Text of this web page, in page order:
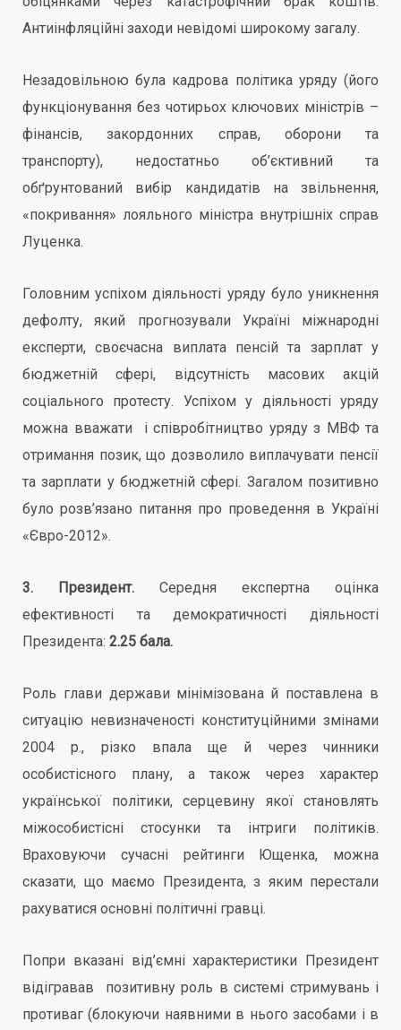
Антиінфляційні заходи невідомі широкому загалу.
Незадовільною була кадрова політика уряду (його
функціонування без чотирьох ключових міністрів –
фінансів, закордонних справ, оборони та
транспорту), недостатньо об’єктивний та
обґрунтований вибір кандидатів на звільнення,
«покривання» лояльного міністра внутрішніх справ
Луценка.
Головним успіхом діяльності уряду було уникнення
дефолту, який прогнозували Україні міжнародні
експерти, своєчасна виплата пенсій та зарплат у
бюджетній сфері, відсутність масових акцій
соціального протесту. Успіхом у діяльності уряду
можна вважати і співробітництво уряду з МВФ та
отримання позик, що дозволило виплачувати пенсії
та зарплати у бюджетній сфері. Загалом позитивно
було розв’язано питання про проведення в Україні
«Євро-2012».
3. Президент. Середня експертна оцінка
ефективності та демократичності діяльності
Президента: 2.25 бала.
Роль глави держави мінімізована й поставлена в
ситуацію невизначеності конституційними змінами
2004 р., різко впала ще й через чинники
особистісного плану, а також через характер
української політики, серцевину якої становлять
міжособистісні стосунки та інтриги політиків.
Враховуючи сучасні рейтинги Ющенка, можна
сказати, що маємо Президента, з яким перестали
рахуватися основні політичні гравці.
Попри вказані від’ємні характеристики Президент
відігравав позитивну роль в системі стримувань і
противаг (блокуючи наявними в нього засобами і в